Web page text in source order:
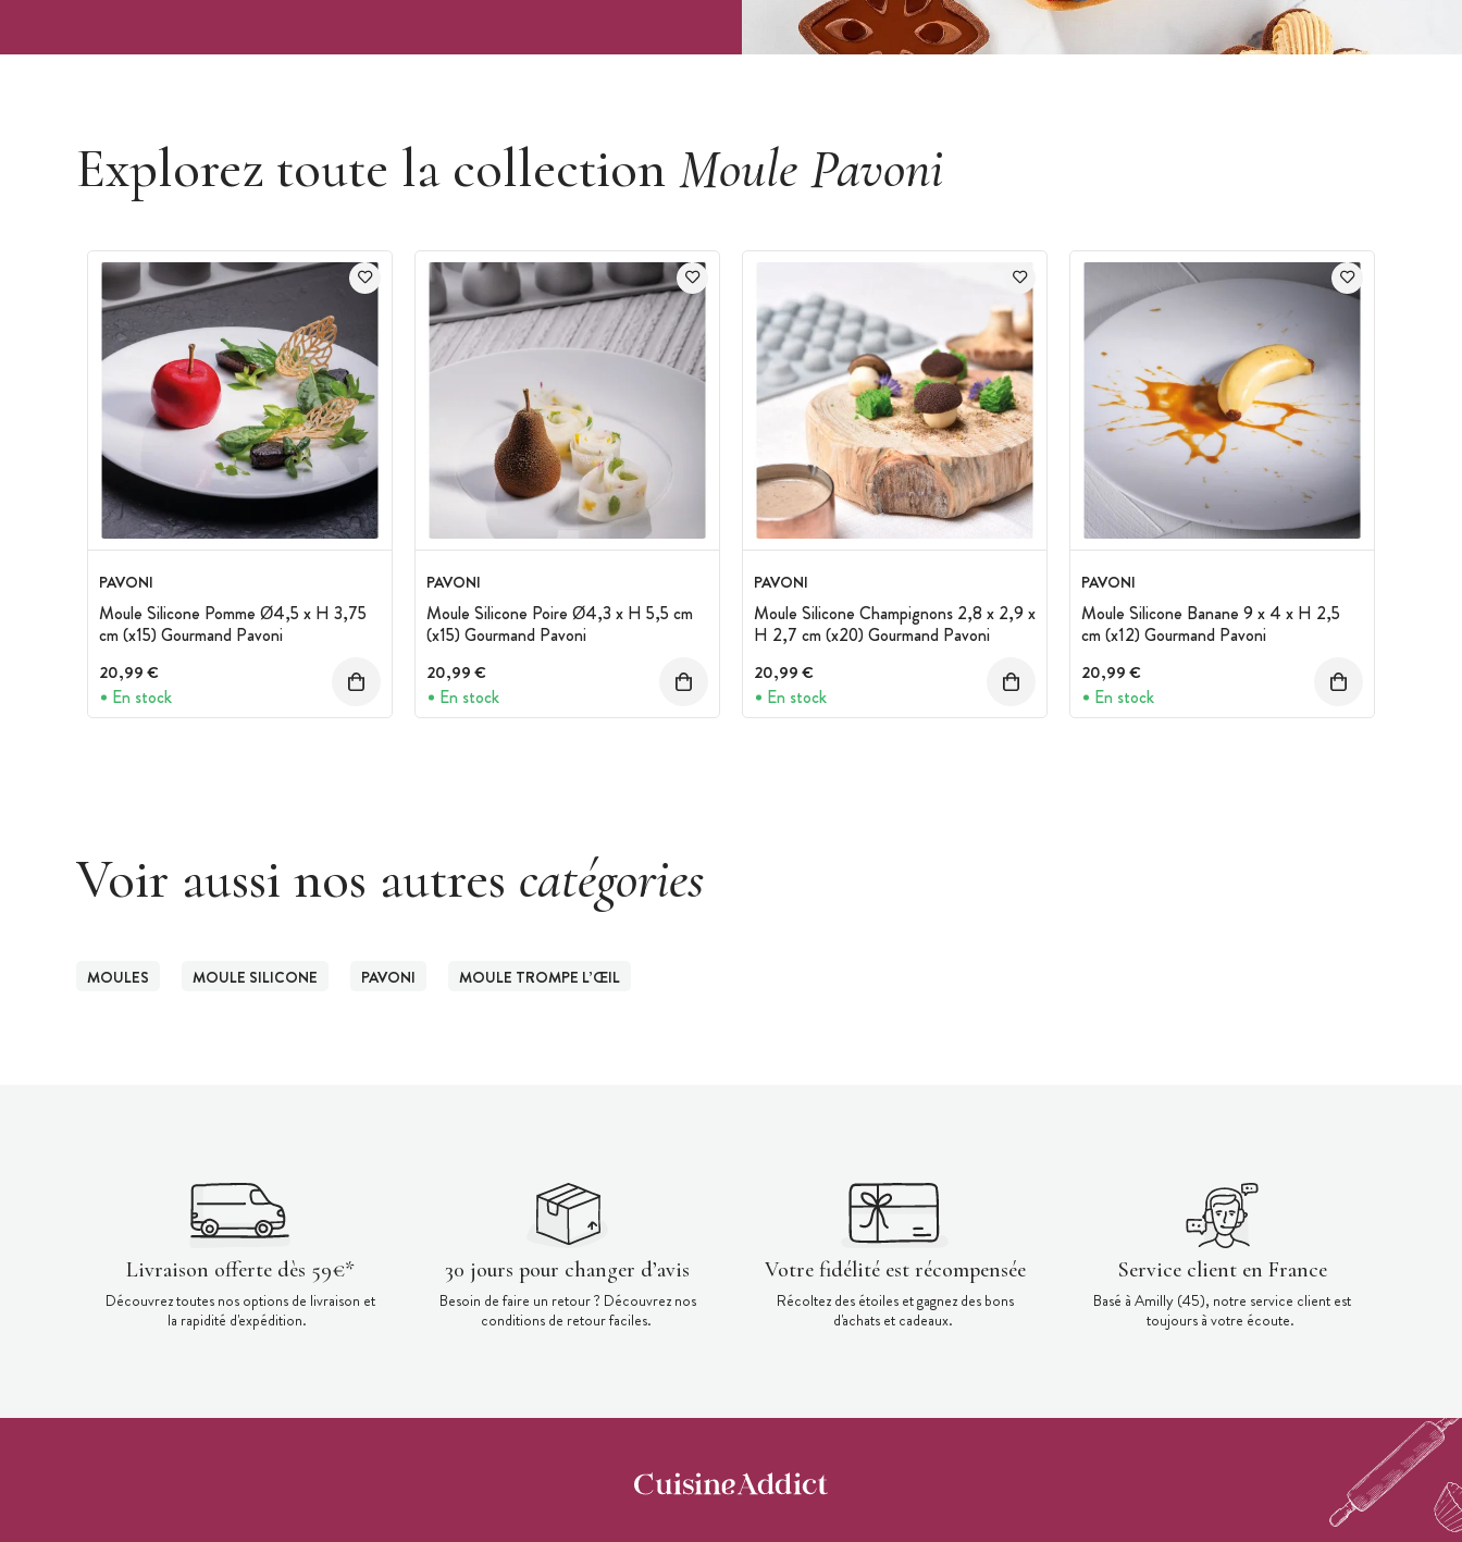
Explorez toute la collection Moule Pavoni
PAVONI
Moule Silicone Pomme Ø4,5 x H 3,75
cm (x15) Gourmand Pavoni
20,99 €
En stock
PAVONI
Moule Silicone Poire Ø4,3 x H 5,5 cm
(x15) Gourmand Pavoni
20,99 €
En stock
PAVONI
Moule Silicone Champignons 2,8 x 2,9 x
H 2,7 cm (x20) Gourmand Pavoni
20,99 €
En stock
PAVONI
Moule Silicone Banane 9 x 4 x H 2,5
cm (x12) Gourmand Pavoni
20,99 €
En stock
Voir aussi nos autres catégories
MOULES MOULE SILICONE PAVONI MOULE TROMPE L’ŒIL
Livraison offerte dès 59€*
Découvrez toutes nos options de livraison et
la rapidité d'expédition.
30 jours pour changer d’avis
Besoin de faire un retour ? Découvrez nos
conditions de retour faciles.
Votre fidélité est récompensée
Récoltez des étoiles et gagnez des bons
d'achats et cadeaux.
Service client en France
Basé à Amilly (45), notre service client est
toujours à votre écoute.